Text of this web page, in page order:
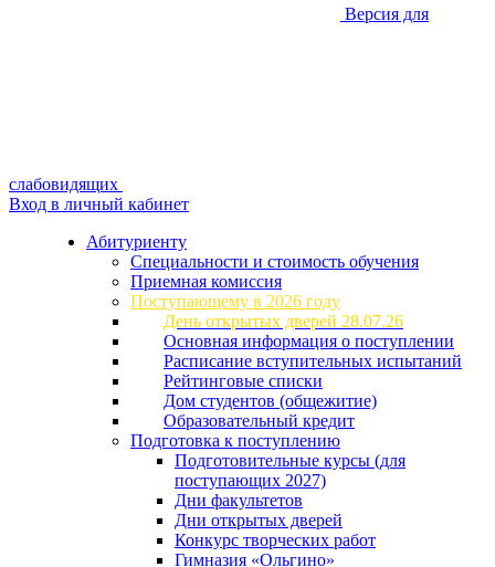
Версия для
слабовидящих
Вход в личный кабинет
Абитуриенту
Специальности и стоимость обучения
Приемная комиссия
Поступающему в 2026 году
День открытых дверей 28.07.26
Основная информация о поступлении
Расписание вступительных испытаний
Рейтинговые списки
Дом студентов (общежитие)
Образовательный кредит
Подготовка к поступлению
Подготовительные курсы (для
поступающих 2027)
Дни факультетов
Дни открытых дверей
Конкурс творческих работ
Гимназия «Ольгино»